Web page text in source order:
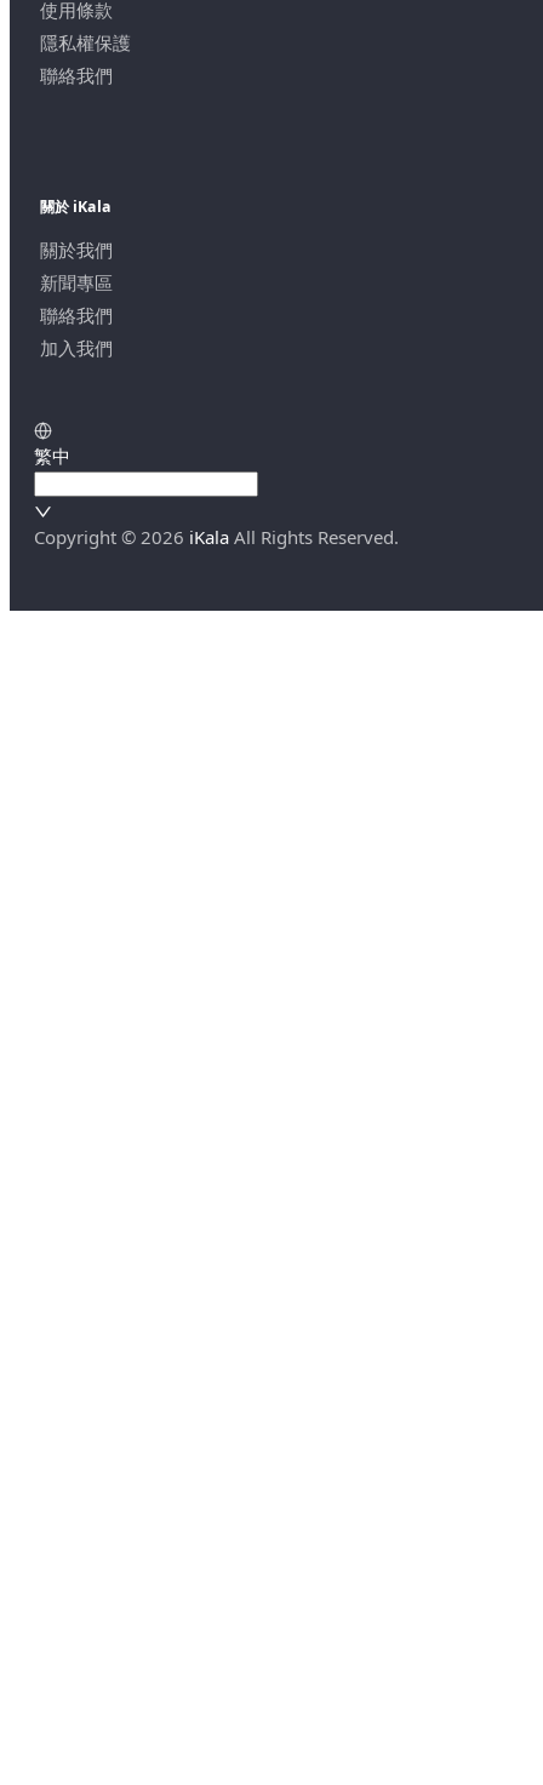
使用條款
隱私權保護
聯絡我們
關於 iKala
關於我們
新聞專區
聯絡我們
加入我們
繁中
Copyright © 2026 iKala All Rights Reserved.